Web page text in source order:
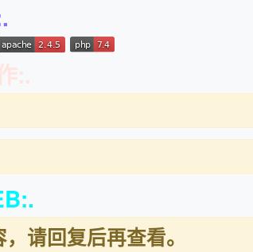
:.
请回复后再查看。